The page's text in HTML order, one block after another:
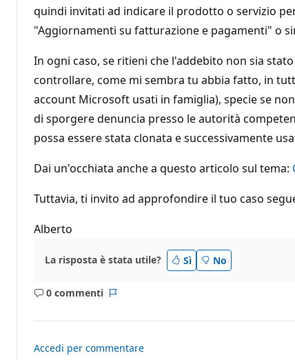
quindi invitati ad indicare il prodotto o servizio
"Aggiornamenti su fatturazione e pagamenti" o
In ogni caso, se ritieni che l'addebito non sia
controllare, come mi sembra tu abbia fatto, in
account Microsoft usati in famiglia), specie se
di sporgere denuncia presso le autorità
possa essere stata clonata e successivamente
Dai un'occhiata anche a questo articolo sul tema:
Tuttavia, ti invito ad approfondire il tuo caso
Alberto
La risposta è stata utile? Sì No
0 commenti
Nessun
Accedi per commentare